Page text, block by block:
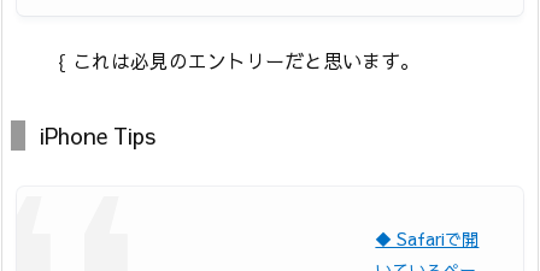
｛ これは必見のエントリーだと思います。
iPhone Tips
◆ Safariで開